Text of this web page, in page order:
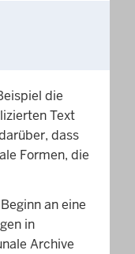
die
Text
dass
Formen, die
an eine
in
Archive